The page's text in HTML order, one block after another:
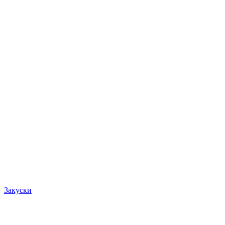
Закуски